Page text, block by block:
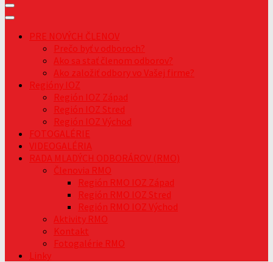
PRE NOVÝCH ČLENOV
Prečo byť v odboroch?
Ako sa stať členom odborov?
Ako založiť odbory vo Vašej firme?
Regióny IOZ
Región IOZ Západ
Región IOZ Stred
Región IOZ Východ
FOTOGALÉRIE
VIDEOGALÉRIA
RADA MLADÝCH ODBORÁROV (RMO)
Členovia RMO
Región RMO IOZ Západ
Región RMO IOZ Stred
Región RMO IOZ Východ
Aktivity RMO
Kontakt
Fotogalérie RMO
Linky